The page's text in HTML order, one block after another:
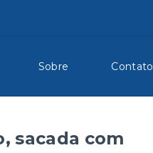
Sobre Contato
sacada com